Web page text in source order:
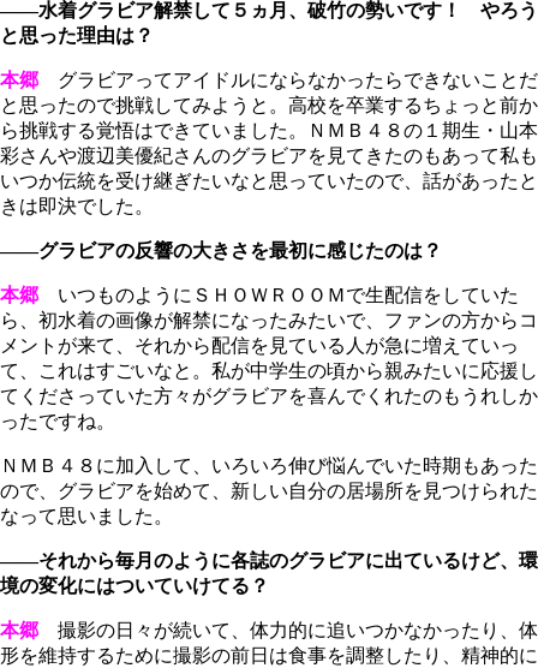
――水着グラビア解禁して５ヵ月、破竹の勢いです！ やろう
と思った理由は？
本郷 グラビアってアイドルにならなかったらできないことだ
と思ったので挑戦してみようと。高校を卒業するちょっと前か
ら挑戦する覚悟はできていました。ＮＭＢ４８の１期生・山本
彩さんや渡辺美優紀さんのグラビアを見てきたのもあって私も
いつか伝統を受け継ぎたいなと思っていたので、話があったと
きは即決でした。
――グラビアの反響の大きさを最初に感じたのは？
本郷 いつものようにＳＨＯＷＲＯＯＭで生配信をしていた
ら、初水着の画像が解禁になったみたいで、ファンの方からコ
メントが来て、それから配信を見ている人が急に増えていっ
て、これはすごいなと。私が中学生の頃から親みたいに応援し
てくださっていた方々がグラビアを喜んでくれたのもうれしか
ったですね。
ＮＭＢ４８に加入して、いろいろ伸び悩んでいた時期もあった
ので、グラビアを始めて、新しい自分の居場所を見つけられた
なって思いました。
――それから毎月のように各誌のグラビアに出ているけど、環
境の変化にはついていけてる？
本郷 撮影の日々が続いて、体力的に追いつかなかったり、体
形を維持するために撮影の前日は食事を調整したり、精神的に